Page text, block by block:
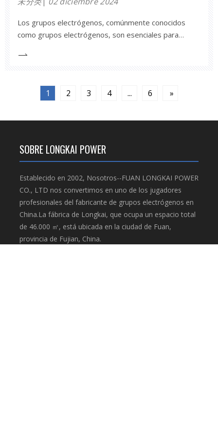
Los grupos electrógenos, comúnmente conocidos
como grupos electrógenos, son esenciales para
diversas industrias. Se utilizan ampliamente en
funcionamiento de un grupo electrógeno es crucial
partes interesadas en la industria de generación de
funcionamiento de los grupos electrógenos,
centrándose en los componentes, procesos y
1 2 3 4 ... 6 »
SOBRE LONGKAI POWER
Establecido en 2002, Nosotros--FUAN LONGKAI POWER
CO., LTD nos convertimos en uno de los jugadores
profesionales del fabricante de grupos electrógenos en
China.La fábrica de Longkai, que ocupa un espacio total
de 46.000 ㎡, está ubicada en la ciudad de Fuan,
provincia de Fujian, China.